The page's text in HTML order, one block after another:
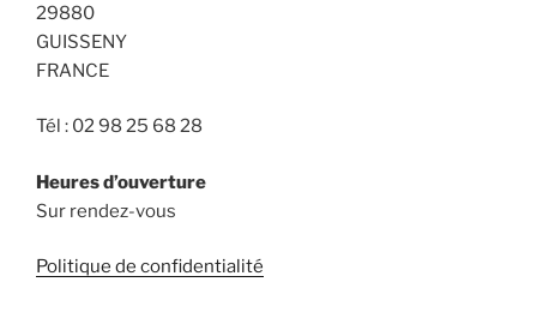
29880
GUISSENY
FRANCE
Tél : 02 98 25 68 28
Heures d’ouverture
Sur rendez-vous
Politique de confidentialité